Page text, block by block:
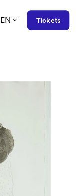
EN Tickets